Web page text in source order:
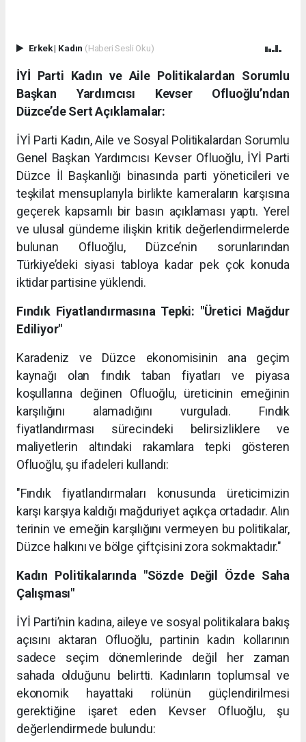
Erkek| Kadın (Haberi Sesli Oku)
İYİ Parti Kadın ve Aile Politikalardan Sorumlu
Başkan Yardımcısı Kevser Ofluoğlu’ndan
Düzce’de Sert Açıklamalar:
İYİ Parti Kadın, Aile ve Sosyal Politikalardan Sorumlu
Genel Başkan Yardımcısı Kevser Ofluoğlu, İYİ Parti
Düzce İl Başkanlığı binasında parti yöneticileri ve
teşkilat mensuplarıyla birlikte kameraların karşısına
geçerek kapsamlı bir basın açıklaması yaptı. Yerel
ve ulusal gündeme ilişkin kritik değerlendirmelerde
bulunan Ofluoğlu, Düzce’nin sorunlarından
Türkiye’deki siyasi tabloya kadar pek çok konuda
iktidar partisine yüklendi.
Fındık Fiyatlandırmasına Tepki: "Üretici Mağdur
Ediliyor"
Karadeniz ve Düzce ekonomisinin ana geçim
kaynağı olan fındık taban fiyatları ve piyasa
koşullarına değinen Ofluoğlu, üreticinin emeğinin
karşılığını alamadığını vurguladı. Fındık
fiyatlandırması sürecindeki belirsizliklere ve
maliyetlerin altındaki rakamlara tepki gösteren
Ofluoğlu, şu ifadeleri kullandı:
"Fındık fiyatlandırmaları konusunda üreticimizin
karşı karşıya kaldığı mağduriyet açıkça ortadadır. Alın
terinin ve emeğin karşılığını vermeyen bu politikalar,
Düzce halkını ve bölge çiftçisini zora sokmaktadır."
Kadın Politikalarında "Sözde Değil Özde Saha
Çalışması"
İYİ Parti’nin kadına, aileye ve sosyal politikalara bakış
açısını aktaran Ofluoğlu, partinin kadın kollarının
sadece seçim dönemlerinde değil her zaman
sahada olduğunu belirtti. Kadınların toplumsal ve
ekonomik hayattaki rolünün güçlendirilmesi
gerektiğine işaret eden Kevser Ofluoğlu, şu
değerlendirmede bulundu: